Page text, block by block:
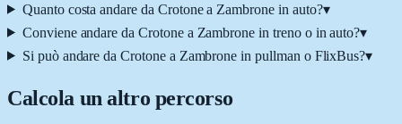
Quanto costa andare da Crotone a Zambrone in auto?▾
Conviene andare da Crotone a Zambrone in treno o in auto?▾
Si può andare da Crotone a Zambrone in pullman o FlixBus?▾
Calcola un altro percorso